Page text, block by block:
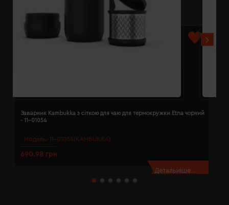
Модель: 11-01054(KAMBUKKA)
Заварник Kambukka з сіткою для чаю для термокружки Etna чорний
- 11-01054
690.98 грн
Детальніше...